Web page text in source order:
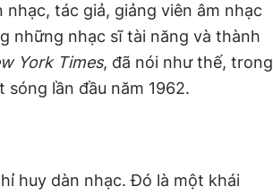
tác giả, giảng viên âm nhạc
những nhạc sĩ tài năng và thành
York Times, đã nói như thế, trong
sóng lần đầu năm 1962.
huy dàn nhạc. Đó là một khái